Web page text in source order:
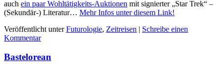
auch ein paar Wohltätigkeits-Auktionen mit signierter „Star Trek“ –
(Sekundär-) Literatur… Mehr Infos unter diesem Link!
Veröffentlicht unter Futurologie, Zeitreisen | Schreibe einen
Kommentar
Bastelorean